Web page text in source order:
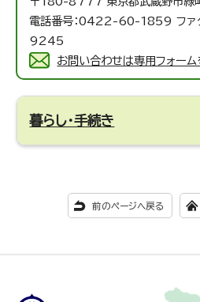
電話番号：0422-60-1859 ファ
9245
お問い合わせは専用フォーム
暮らし・手続き
前のページへ戻る